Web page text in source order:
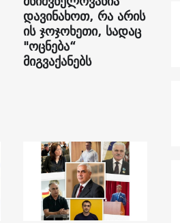
დავინახოთ, რა არის
ის ჯოჯოხეთი, სადაც
"ოცნება“
მიგვაქანებს